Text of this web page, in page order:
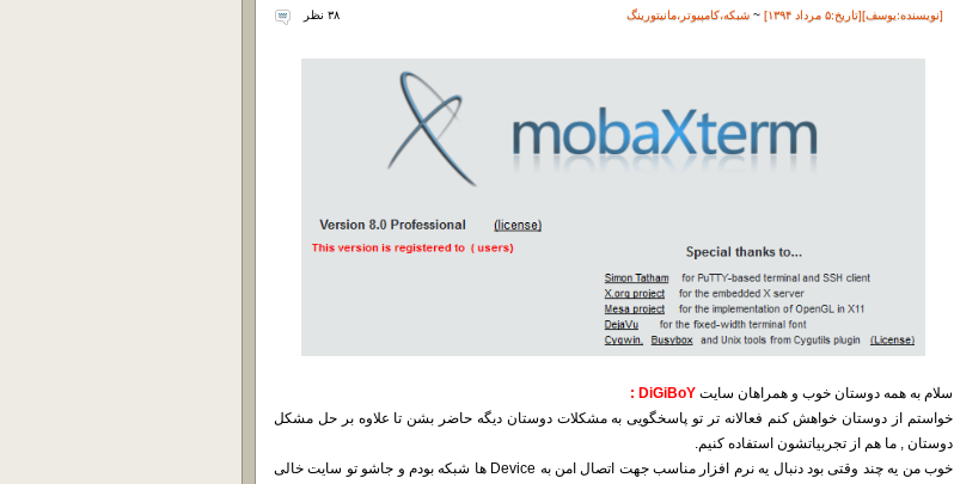
[نویسنده:یوسف][تاريخ:۵ مرداد ۱۳۹۴] ~ شبکه،کامپیوتر ،مانیتورینگ ۳۸ نظر
سلام به همه دوستان خوب و همراهان سایت DiGiBoY :
خواستم از دوستان خواهش کنم فعالانه تر تو پاسخگویی به مشکلات دوستان دیگه حاضر بشن تا علاوه بر حل مشکل
دوستان , ما هم از تجربیاتشون استفاده کنیم.
خوب من یه چند وقتی بود دنبال یه نرم افزار مناسب جهت اتصال امن به Device ها شبکه بودم و جاشو تو سایت خالی